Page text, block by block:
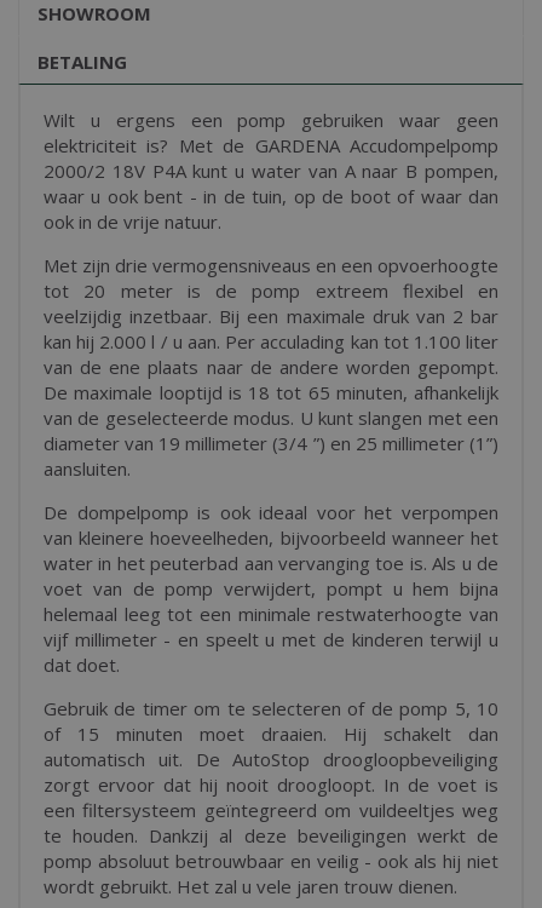
SHOWROOM
BETALING
Wilt u ergens een pomp gebruiken waar geen
elektriciteit is? Met de GARDENA Accudompelpomp
2000/2 18V P4A kunt u water van A naar B pompen,
waar u ook bent - in de tuin, op de boot of waar dan
ook in de vrije natuur.
Met zijn drie vermogensniveaus en een opvoerhoogte
tot 20 meter is de pomp extreem flexibel en
veelzijdig inzetbaar. Bij een maximale druk van 2 bar
kan hij 2.000 l / u aan. Per acculading kan tot 1.100 liter
van de ene plaats naar de andere worden gepompt.
De maximale looptijd is 18 tot 65 minuten, afhankelijk
van de geselecteerde modus. U kunt slangen met een
diameter van 19 millimeter (3/4 ”) en 25 millimeter (1”)
aansluiten.
De dompelpomp is ook ideaal voor het verpompen
van kleinere hoeveelheden, bijvoorbeeld wanneer het
water in het peuterbad aan vervanging toe is. Als u de
voet van de pomp verwijdert, pompt u hem bijna
helemaal leeg tot een minimale restwaterhoogte van
vijf millimeter - en speelt u met de kinderen terwijl u
dat doet.
Gebruik de timer om te selecteren of de pomp 5, 10
of 15 minuten moet draaien. Hij schakelt dan
automatisch uit. De AutoStop droogloopbeveiliging
zorgt ervoor dat hij nooit droogloopt. In de voet is
een filtersysteem geïntegreerd om vuildeeltjes weg
te houden. Dankzij al deze beveiligingen werkt de
pomp absoluut betrouwbaar en veilig - ook als hij niet
wordt gebruikt. Het zal u vele jaren trouw dienen.